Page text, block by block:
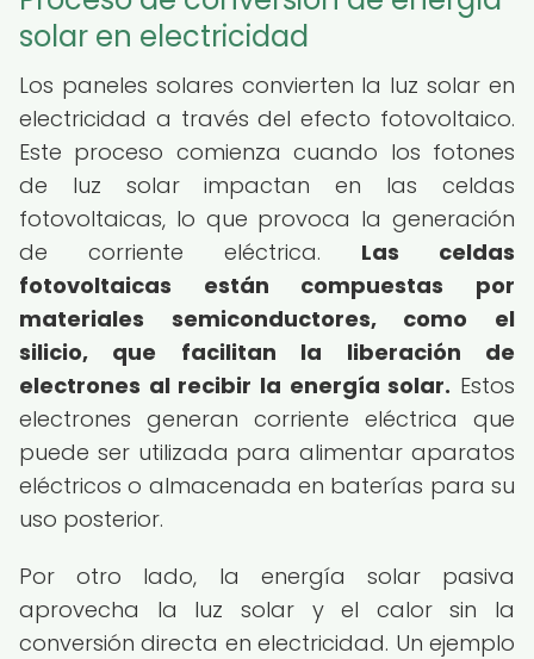
solar en electricidad
Los paneles solares convierten la luz solar en
electricidad a través del efecto fotovoltaico.
Este proceso comienza cuando los fotones
de luz solar impactan en las celdas
fotovoltaicas, lo que provoca la generación
de corriente eléctrica. Las celdas
fotovoltaicas están compuestas por
materiales semiconductores, como el
silicio, que facilitan la liberación de
electrones al recibir la energía solar. Estos
electrones generan corriente eléctrica que
puede ser utilizada para alimentar aparatos
eléctricos o almacenada en baterías para su
uso posterior.
Por otro lado, la energía solar pasiva
aprovecha la luz solar y el calor sin la
conversión directa en electricidad. Un ejemplo